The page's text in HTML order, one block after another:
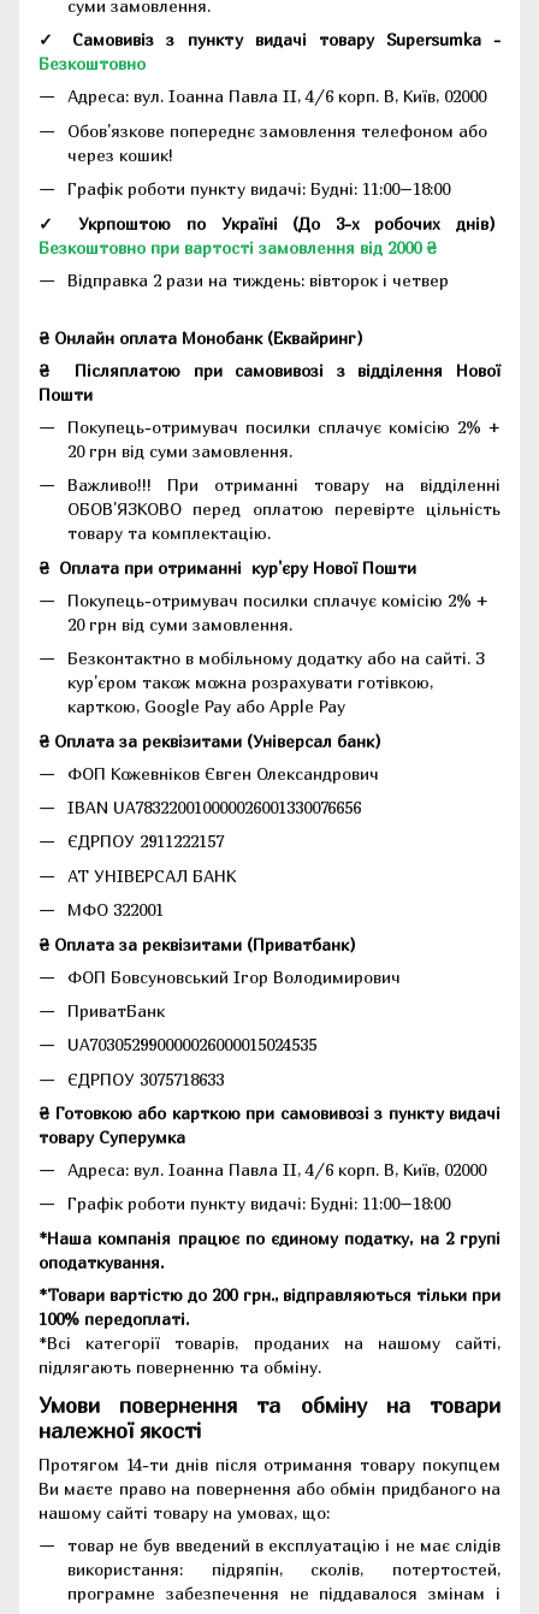
суми замовлення.
✓ Самовивіз з пункту видачі товару Supersumka -
Безкоштовно
Адреса: вул. Іоанна Павла II, 4/6 корп. В, Київ, 02000
Обов'язкове попереднє замовлення телефоном або
через кошик!
Графік роботи пункту видачі: Будні: 11:00–18:00
✓ Укрпоштою по Україні (До 3-х робочих днів)
Безкоштовно при вартості замовлення від 2000 ₴
Відправка 2 рази на тиждень: вівторок і четвер
₴ Онлайн оплата Монобанк (Еквайринг)
₴
Післяплатою при самовивозі з відділення Нової
Пошти
Покупець-отримувач посилки сплачує комісію 2% +
20 грн від суми замовлення.
Важливо!!! При отриманні товару на відділенні
ОБОВ'ЯЗКОВО перед оплатою перевірте цільність
товару та комплектацію.
₴ Оплата при отриманні кур'єру Нової Пошти
Покупець-отримувач посилки сплачує комісію 2% +
20 грн від суми замовлення.
Безконтактно в мобільному додатку або на сайті. З
кур'єром також можна розрахувати готівкою,
карткою, Google Pay або Apple Pay
₴ Оплата за реквізитами (Універсал банк)
ФОП Кожевніков Євген Олександрович
IBAN UA783220010000026001330076656
ЄДРПОУ 2911222157
АТ УНІВЕРСАЛ БАНК
МФО 322001
₴ Оплата за реквізитами (Приватбанк)
ФОП Бовсуновський Ігор Володимирович
ПриватБанк
UA703052990000026000015024535
ЄДРПОУ 3075718633
₴ Готовкою або карткою при самовивозі з пункту видачі
товару Суперумка
Адреса: вул. Іоанна Павла II, 4/6 корп. В, Київ, 02000
Графік роботи пункту видачі: Будні: 11:00–18:00
*Наша компанія працює по єдиному податку, на 2 групі
оподаткування.
*Товари вартістю до 200 грн., відправляються тільки при
100% передоплаті.
*Всі категорії товарів, проданих на нашому сайті,
підлягають поверненню та обміну.
Умови повернення та обміну на товари
належної якості
Протягом 14-ти днів після отримання товару покупцем
Ви маєте право на повернення або обмін придбаного на
нашому сайті товару на умовах, що:
товар не був введений в експлуатацію і не має слідів
використання: підряпін, сколів, потертостей,
програмне забезпечення не піддавалося змінам і